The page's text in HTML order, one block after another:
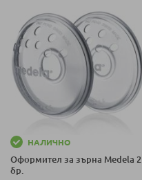
НАЛИЧНО
Оформител за зърна Medela 2
бр.